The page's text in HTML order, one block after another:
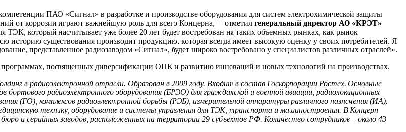
ПАО «Сигнал» в разработке и производстве оборудования для систем электрохимической защиты
от коррозии играют важнейшую роль для всего Концерна, – отметил генеральный директор АО «КРЭТ»
ТЭК, который насчитывает уже более 20 лет будет востребован на таких объемных рынках, как рынок
историю существования производит продукцию, которая всегда имеет высокую оценку у своих потребителей. Я
представленное радиозаводом «Сигнал», будет широко востребовано у специалистов различных отраслей».
посвященных диверсификации ОПК и развитию инноваций и новых технологий на производствах.
в радиоэлектронной отрасли. Образован в 2009 году. Входит в состав Госкорпорации Ростех. Основные
бортового радиоэлектронного оборудования (БРЭО) для гражданской и военной авиации, радиолокационных
(ГО), комплексов радиоэлектронной борьбы (РЭБ), измерительной аппаратуры различного назначения (ИА).
технику, оборудование и системы управления для ТЭК, транспорта и машиностроения. В Концерн
и серийных заводов, расположенных на территории 29 субъектов РФ. Количество сотрудников – около 43